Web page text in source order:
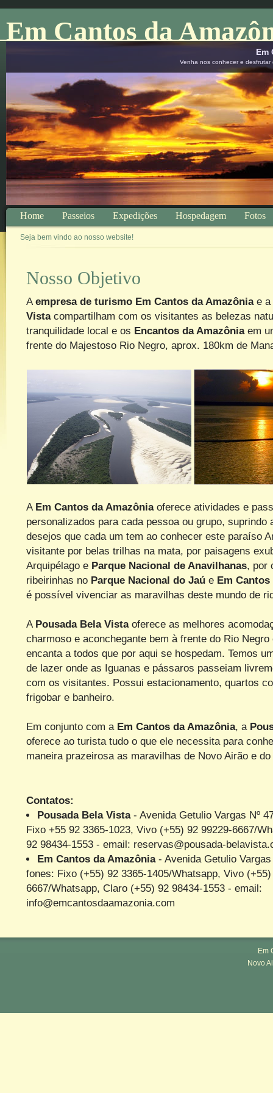
Em Cantos da
Em
Venha nos conhecer e
Home Passeios Expedições Hospedagem Fotos
Seja bem vindo ao nosso website!
Nosso Objetivo
Aempresa de turismo Em Cantos da Amazôniae a
Vistacompartilham com os visitantes as belezas
tranquilidade local e os Encantos da Amazôniaem
frente do Majestoso Rio Negro, aprox. 180km de
A Em Cantos da Amazôniaoferece atividades e
personalizados para cada pessoa ou grupo, suprindo
desejos que cada um tem ao conhecer este paraíso
visitante por belas trilhas na mata, por paisagens
Arquipélago e Parque Nacional de Anavilhanas, por
ribeirinhas no Parque Nacional do Jaúe Em
é possível vivenciar as maravilhas deste mundo de
A Pousada Bela Vistaoferece as melhores
charmoso e aconchegante bem à frente do Rio
encanta a todos que por aqui se hospedam. Temos
de lazer onde as Iguanas e pássaros passeiam
com os visitantes. Possui estacionamento, quartos
frigobar e banheiro.
Em conjunto com a Em Cantos da Amazônia, a
oferece ao turista tudo o que ele necessita para
maneira prazeirosa as maravilhas de Novo Airão e
Contatos:
Pousada Bela Vista- Avenida Getulio Vargas Nº
Fixo +55 92 3365-1023, Vivo (+55) 92 99229-6667/
92 98434-1553 - email: reservas@pousada-
Em Cantos da Amazônia- Avenida Getulio Vargas
fones: Fixo (+55) 92 3365-1405/Whatsapp, Vivo
6667/Whatsapp, Claro (+55) 92 98434-1553 - email:
info@emcantosdaamazonia.com
Em
Novo